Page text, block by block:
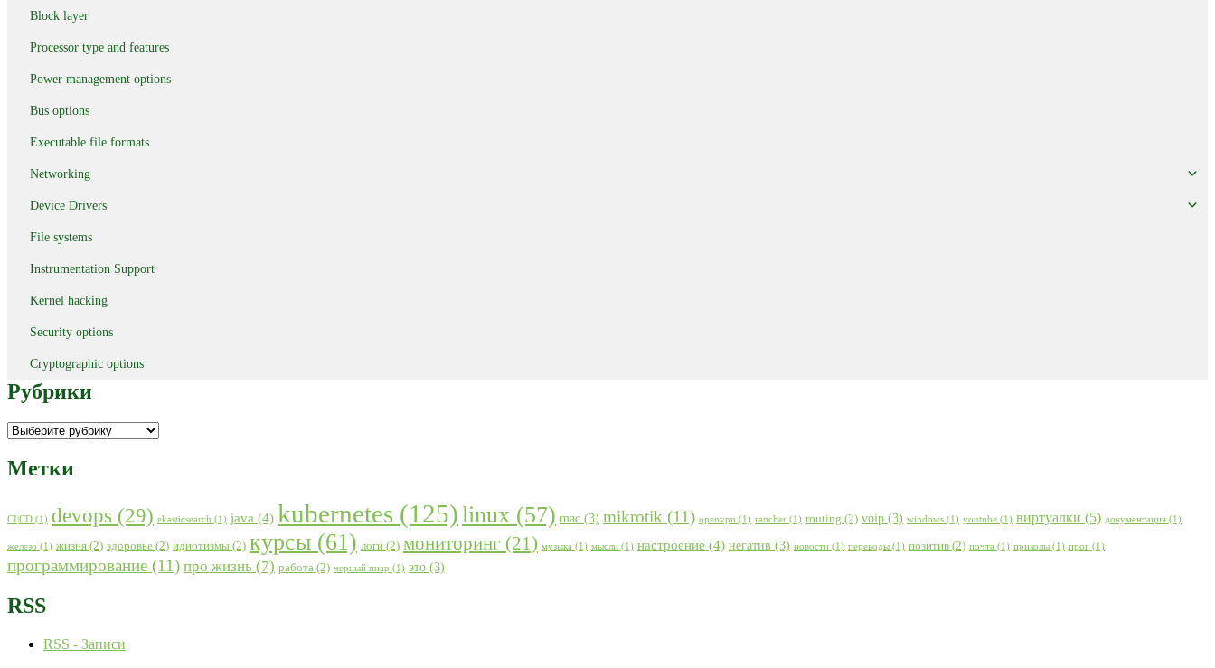
Block layer
Processor type and features
Power management options
Bus options
Executable file formats
Networking
Device Drivers
File systems
Instrumentation Support
Kernel hacking
Security options
Cryptographic options
Рубрики
Рубрики
Метки
CI|CD (1) devops (29) ekasticsearch (1) java (4) kubernetes (125)linux (57) mac (3) mikrotik (11) openvpn (1) rancher (1) routing (2) voip (3) windows (1) youtube (1) виртуалки (5) документация (1)
железо (1) жизня (2) здоровье (2) идиотизмы (2) курсы (61) логи (2) мониторинг (21) музыка (1) мысли (1) настроение (4) негатив (3) новости (1) переводы (1) позитив (2) почта (1) приколы (1) прог (1)
программирование (11) про жизнь (7) работа (2) черный пиар (1) это (3)
RSS
RSS - Записи